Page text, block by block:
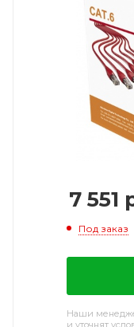
7 551
Под заказ
Наши
и уточнят